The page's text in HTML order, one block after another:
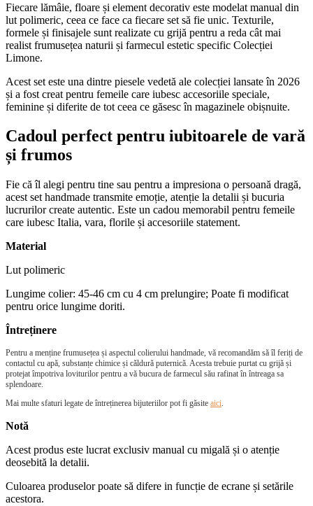
Fiecare lămâie, floare și element decorativ este modelat manual din
lut polimeric, ceea ce face ca fiecare set să fie unic. Texturile,
formele și finisajele sunt realizate cu grijă pentru a reda cât mai
realist frumusețea naturii și farmecul estetic specific Colecției
Limone.
Acest set este una dintre piesele vedetă ale colecției lansate în 2026
și a fost creat pentru femeile care iubesc accesoriile speciale,
feminine și diferite de tot ceea ce găsesc în magazinele obișnuite.
Cadoul perfect pentru iubitoarele de vară
și frumos
Fie că îl alegi pentru tine sau pentru a impresiona o persoană dragă,
acest set handmade transmite emoție, atenție la detalii și bucuria
lucrurilor create autentic. Este un cadou memorabil pentru femeile
care iubesc Italia, vara, florile și accesoriile statement.
Material
Lut polimeric
Lungime colier: 45-46 cm cu 4 cm prelungire; Poate fi modificat
pentru orice lungime doriti.
Întreținere
Pentru a menține frumusețea și aspectul colierului handmade, vă recomandăm să îl feriți de
contactul cu apă, substanțe chimice și căldură puternică. Acesta trebuie purtat cu grijă și
protejat împotriva loviturilor pentru a vă bucura de farmecul său rafinat în întreaga sa
splendoare.
Mai multe sfaturi legate de întreținerea bijuteriilor pot fi găsite aici.
Notă
Acest produs este lucrat exclusiv manual cu migală și o atenție
deosebită la detalii.
Culoarea produselor poate să difere in funcție de ecrane și setările
acestora.